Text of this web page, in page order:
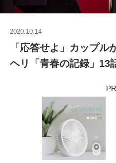
2020.10.14
「応答せよ」カップル
ヘリ「青春の記録」13
PR